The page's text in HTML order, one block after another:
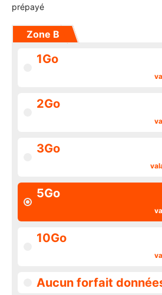
prépayé
Zone B
1Go
2Go
3Go
5Go
10Go
Aucun forfait